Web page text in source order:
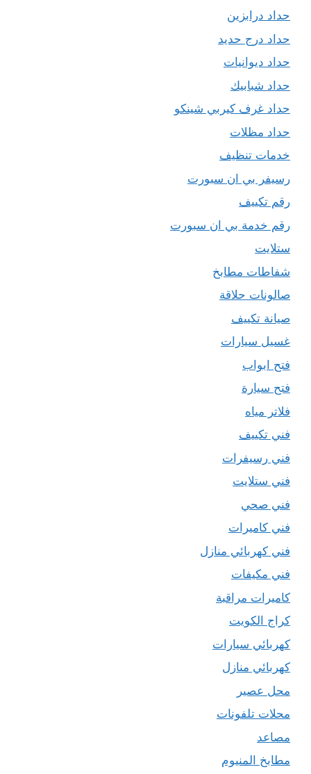
حداد درابزين
حداد درج حديد
حداد ديوانيات
حداد شبابيك
حداد غرف كيربي شينكو
حداد مظلات
خدمات تنظيف
رسيفر بي ان سبورت
رقم تكييف
رقم خدمة بي ان سبورت
ستلايت
شفاطات مطابخ
صالونات حلاقة
صيانة تكييف
غسيل سيارات
فتح ابواب
فتح سيارة
فلاتر مياه
فني تكييف
فني رسيفرات
فني ستلايت
فني صحي
فني كاميرات
فني كهربائي منازل
فني مكيفات
كاميرات مراقبة
كراج الكويت
كهربائي سيارات
كهربائي منازل
محل عصير
محلات تلفونات
مصاعد
مطابخ المنيوم